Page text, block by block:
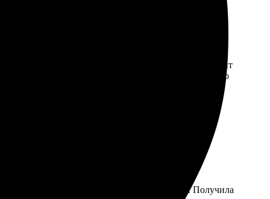
детали четкие, цвета яркие. Заказала через сайт
Доставка пришла вовремя, все хорошо
коррективы, учли все пожелания. Получила